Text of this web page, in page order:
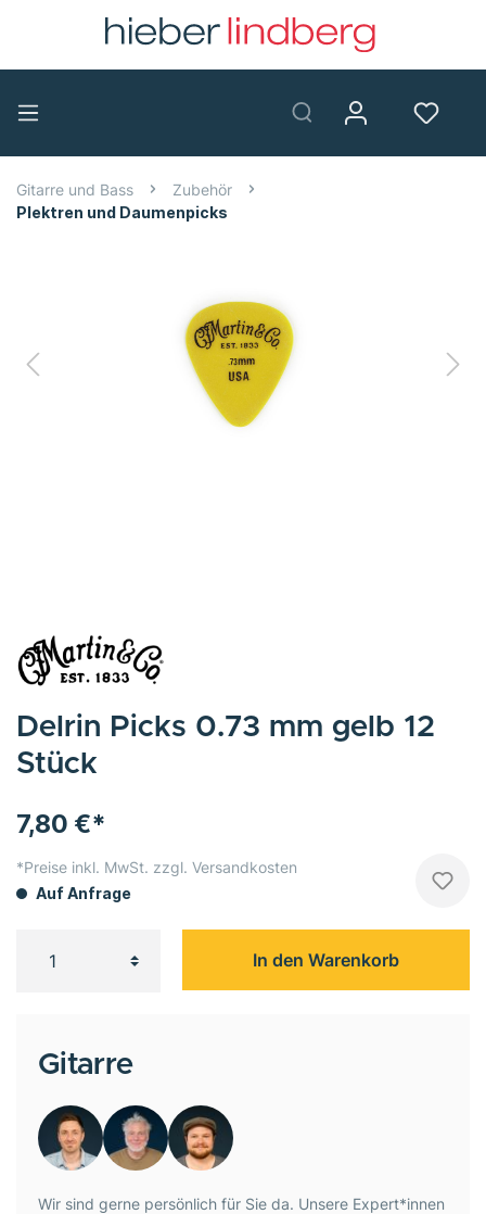
Gitarre und Bass
Zubehör
Plektren und Daumenpicks
7,80 €*
*Preise inkl. MwSt. zzgl. Versandkosten
Auf Anfrage
In den Warenkorb
Delrin Picks 0.73 mm gelb 12
Stück
Gitarre
Wir sind gerne persönlich für Sie da. Unsere Expert*innen